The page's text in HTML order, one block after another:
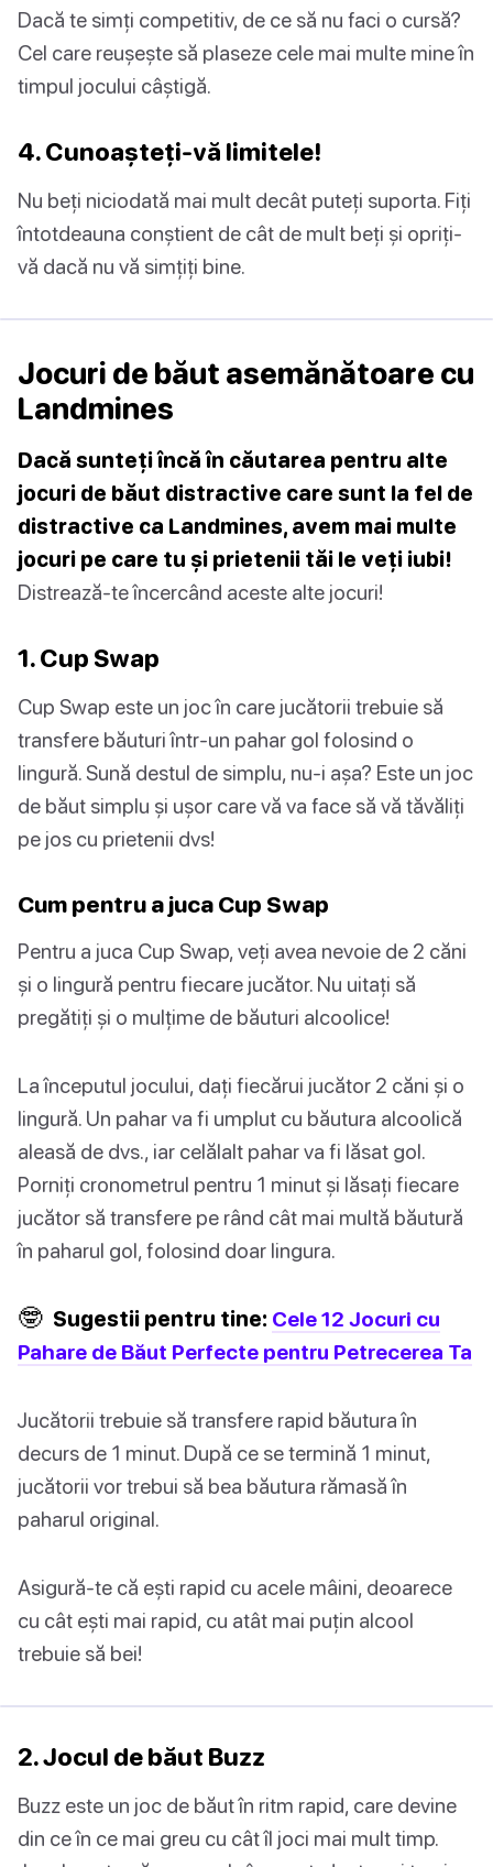
Dacă te simți competitiv, de ce să nu faci o cursă?
Cel care reușește să plaseze cele mai multe mine în
timpul jocului câștigă.
4. Cunoașteți-vă limitele!
Nu beți niciodată mai mult decât puteți suporta. Fiți
întotdeauna conștient de cât de mult beți și opriți-
vă dacă nu vă simțiți bine.
Jocuri de băut asemănătoare cu
Landmines
Dacă sunteți încă în căutarea pentru alte
jocuri de băut distractive care sunt la fel de
distractive ca Landmines, avem mai multe
jocuri pe care tu și prietenii tăi le veți iubi!
Distrează-te încercând aceste alte jocuri!
1. Cup Swap
Cup Swap este un joc în care jucătorii trebuie să
transfere băuturi într-un pahar gol folosind o
lingură. Sună destul de simplu, nu-i așa? Este un joc
de băut simplu și ușor care vă va face să vă tăvăliți
pe jos cu prietenii dvs!
Cum pentru a juca Cup Swap
Pentru a juca Cup Swap, veți avea nevoie de 2 căni
și o lingură pentru fiecare jucător. Nu uitați să
pregătiți și o mulțime de băuturi alcoolice!
La începutul jocului, dați fiecărui jucător 2 căni și o
lingură. Un pahar va fi umplut cu băutura alcoolică
aleasă de dvs., iar celălalt pahar va fi lăsat gol.
Porniți cronometrul pentru 1 minut și lăsați fiecare
jucător să transfere pe rând cât mai multă băutură
în paharul gol, folosind doar lingura.
🤓 Sugestii pentru tine: Cele 12 Jocuri cu
Pahare de Băut Perfecte pentru Petrecerea Ta
Jucătorii trebuie să transfere rapid băutura în
decurs de 1 minut. După ce se termină 1 minut,
jucătorii vor trebui să bea băutura rămasă în
paharul original.
Asigură-te că ești rapid cu acele mâini, deoarece
cu cât ești mai rapid, cu atât mai puțin alcool
trebuie să bei!
2. Jocul de băut Buzz
Buzz este un joc de băut în ritm rapid, care devine
din ce în ce mai greu cu cât îl joci mai mult timp.